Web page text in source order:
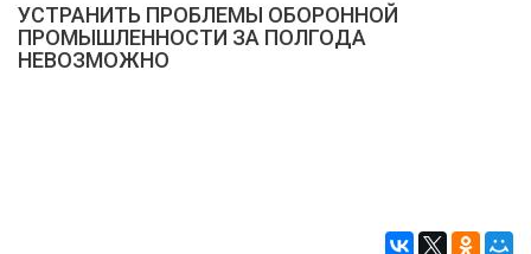
ОРЛОВСКИЙ ОБЛАСТНОЙ СОВЕТ
ОРЛОВСКИЙ ГОРОДСКОЙ СОВЕТ
УСТРАНИТЬ ПРОБЛЕМЫ ОБОРОННОЙ
ПРОМЫШЛЕННОСТИ ЗА ПОЛГОДА
НЕВОЗМОЖНО